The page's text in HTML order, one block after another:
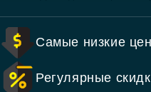
Самые низкие
Регулярные